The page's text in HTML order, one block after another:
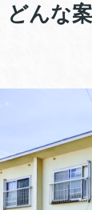
どんな